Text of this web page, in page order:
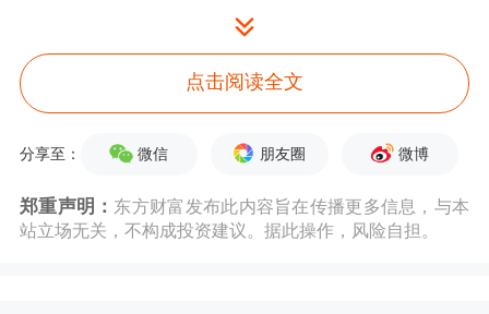
股票前股份18,990,027股，通过认购公
司2023年度向特定对象发行股票持有股
份7,164,014股。
减持股份来源为首次公开发行股票前持
点击阅读全文
分享至： 微信 朋友圈 微博
郑重声明： 东方财富发布此内容旨在传播更多信息，与本
站立场无关，不构成投资建议。据此操作，风险自担。